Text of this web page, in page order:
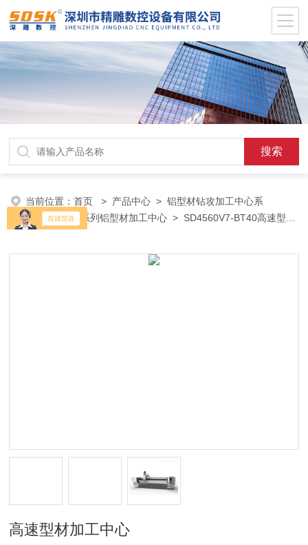
当前位置：首页 > 产品中心 >铝型材钻攻加工中心系
列
>BT40L系列铝型材加工中心 > SD4560V7-BT40高速型材
高速型材加工中心